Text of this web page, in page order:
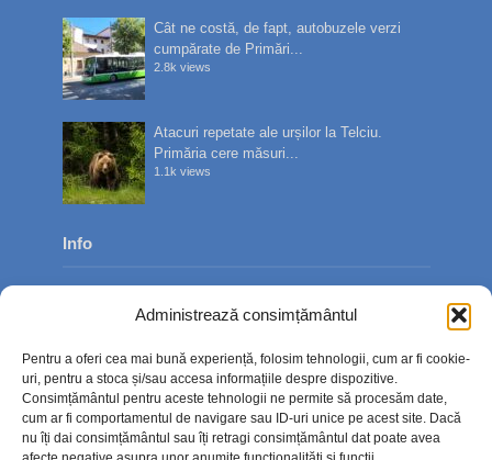
Administrează consimțământul
Pentru a oferi cea mai bună experiență, folosim tehnologii, cum ar fi cookie-
uri, pentru a stoca și/sau accesa informațiile despre dispozitive.
Consimțământul pentru aceste tehnologii ne permite să procesăm date,
cum ar fi comportamentul de navigare sau ID-uri unice pe acest site. Dacă
nu îți dai consimțământul sau îți retragi consimțământul dat poate avea
Cât ne costă, de fapt, autobuzele verzi
cumpărate de Primări...
2.8k views
Atacuri repetate ale urșilor la Telciu.
Primăria cere măsuri...
1.1k views
Info
Contact
Politica de confidențialitate
Politică cookie-uri (UE)